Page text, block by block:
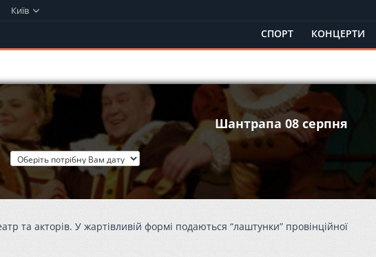
Київ
СПОРТ КОНЦЕРТИ
Шантрапа 08 серпня
та акторів. У жартівливій формі подаються “лаштунки” провінційної